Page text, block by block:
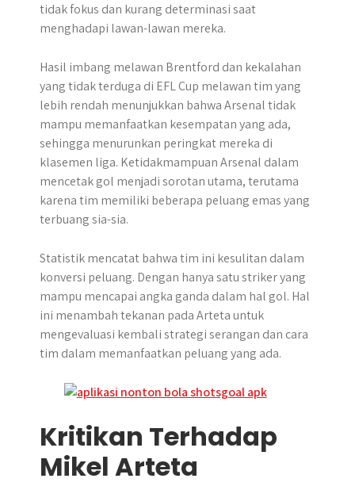
tidak fokus dan kurang determinasi saat
menghadapi lawan-lawan mereka.
Hasil imbang melawan Brentford dan kekalahan
yang tidak terduga di EFL Cup melawan tim yang
lebih rendah menunjukkan bahwa Arsenal tidak
mampu memanfaatkan kesempatan yang ada,
sehingga menurunkan peringkat mereka di
klasemen liga. Ketidakmampuan Arsenal dalam
mencetak gol menjadi sorotan utama, terutama
karena tim memiliki beberapa peluang emas yang
terbuang sia-sia.
Statistik mencatat bahwa tim ini kesulitan dalam
konversi peluang. Dengan hanya satu striker yang
mampu mencapai angka ganda dalam hal gol. Hal
ini menambah tekanan pada Arteta untuk
mengevaluasi kembali strategi serangan dan cara
tim dalam memanfaatkan peluang yang ada.
Kritikan Terhadap
Mikel Arteta